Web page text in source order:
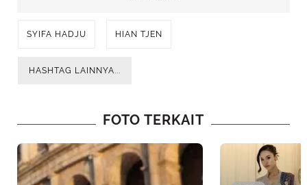
SYIFA HADJU HIAN TJEN
HASHTAG LAINNYA...
FOTO TERKAIT